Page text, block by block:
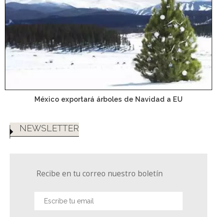
México exportará árboles de Navidad a EU
NEWSLETTER
Recibe en tu correo nuestro boletín